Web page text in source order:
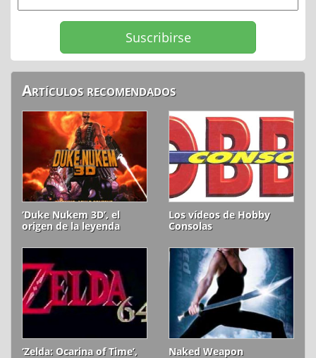
Artículos recomendados
‘Duke Nukem 3D’, el
origen de la leyenda
Los vídeos de Hobby
Consolas
‘Zelda: Ocarina of Time’,
Naked Weapon